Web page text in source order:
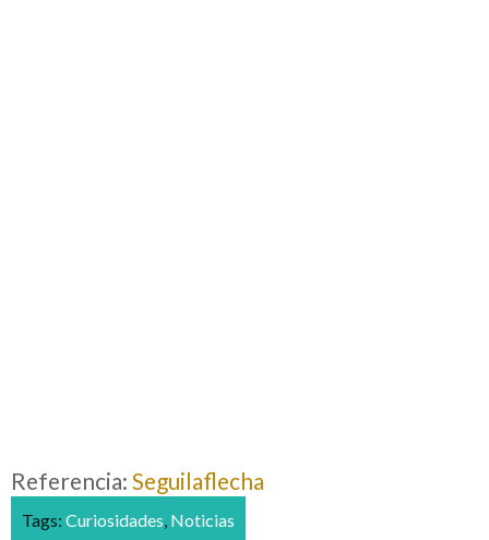
Referencia: Seguilaflecha
Tags: Curiosidades, Noticias